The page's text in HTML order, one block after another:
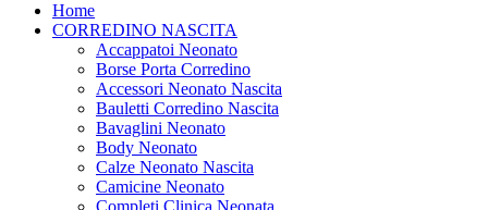
Home
CORREDINO NASCITA
Accappatoi Neonato
Borse Porta Corredino
Accessori Neonato Nascita
Bauletti Corredino Nascita
Bavaglini Neonato
Body Neonato
Calze Neonato Nascita
Camicine Neonato
Completi Clinica Neonata